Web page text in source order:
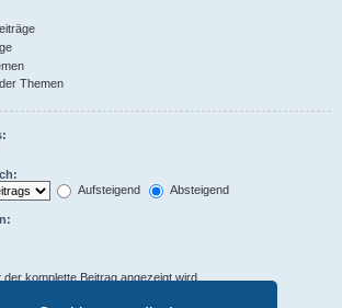
Themen
Aufsteigend
Absteigend
komplette Beitrag angezeigt wird.